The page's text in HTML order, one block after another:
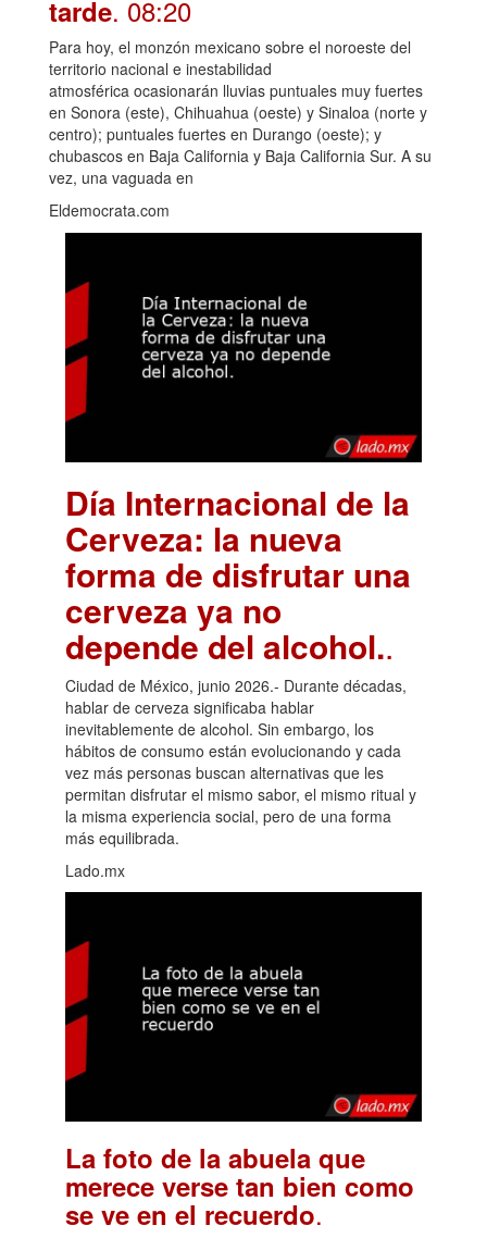
tarde. 08:20
Para hoy, el monzón mexicano sobre el noroeste del
territorio nacional e inestabilidad
atmosférica ocasionarán lluvias puntuales muy fuertes
en Sonora (este), Chihuahua (oeste) y Sinaloa (norte y
centro); puntuales fuertes en Durango (oeste); y
chubascos en Baja California y Baja California Sur. A su
vez, una vaguada en
Eldemocrata.com
Día Internacional de la
Cerveza: la nueva
forma de disfrutar una
cerveza ya no
depende del alcohol..
Ciudad de México, junio 2026.- Durante décadas,
hablar de cerveza significaba hablar
inevitablemente de alcohol. Sin embargo, los
hábitos de consumo están evolucionando y cada
vez más personas buscan alternativas que les
permitan disfrutar el mismo sabor, el mismo ritual y
la misma experiencia social, pero de una forma
más equilibrada.
Lado.mx
La foto de la abuela que
merece verse tan bien como
se ve en el recuerdo.